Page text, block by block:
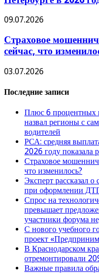
09.07.2026
Страховое
сейчас, что
03.07.2026
Последние записи
Плюс 6 процентных
назвал регионы с
водителей
РСА: средняя
2026 году показала
Страховое
что изменилось?
Эксперт рассказал
при оформлении ДТП
Спрос на
превышает
участники форума
С нового учебного
проект
В Краснодарском
отремонтировали
Важные правила